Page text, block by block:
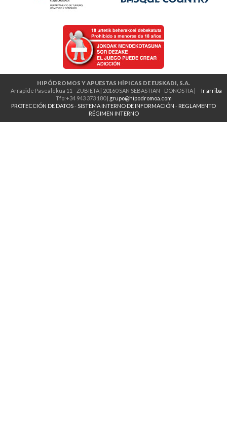
HIPÓDROMOS Y APUESTAS HÍPICAS DE EUSKADI, S.A.
Ir arriba
Arrapide Pasealekua 11 - ZUBIETA | 20160 SAN SEBASTIAN - DONOSTIA |
Tfo:+34 943 373 180 | grupo@hipodromoa.com
PROTECCIÓN DE DATOS-SISTEMA INTERNO DE INFORMACIÓN - REGLAMENTO
RÉGIMEN INTERNO